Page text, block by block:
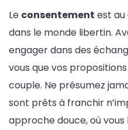
Le consentement est
dans le monde libertin.
engager dans des
vous que vos
couple. Ne présumez
sont prêts à franchir
approche douce, où